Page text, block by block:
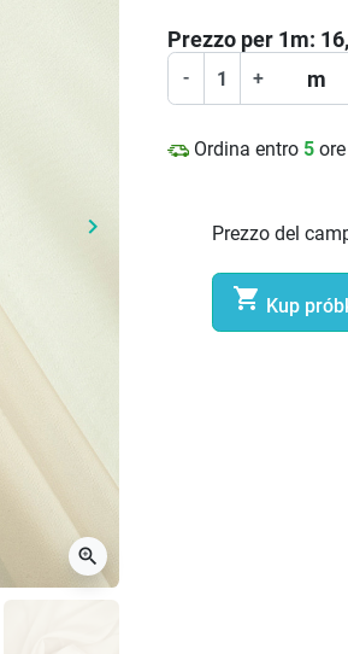
Prossimo
keyboard_arrow_right
zoom_in
Prezzo per 1m:
- + m
Ordina entro 5
Prezzo del
 Kup